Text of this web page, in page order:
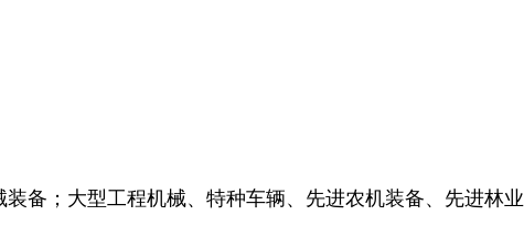
；大型工程机械、特种车辆、先进农机装备、先进林